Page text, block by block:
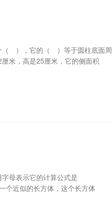
），它的（ ）等于圆柱底面周
，高是25厘米，它的侧面积
表示它的计算公式是
近似的长方体，这个长方体